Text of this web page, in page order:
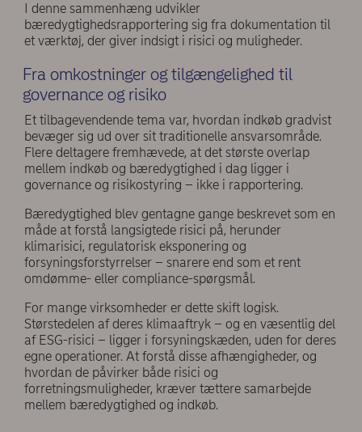
I denne sammenhæng udvikler
bæredygtighedsrapportering sig fra dokumentation til
et værktøj, der giver indsigt i risici og muligheder.
Fra omkostninger og tilgængelighed til
governance og risiko
Et tilbagevendende tema var, hvordan indkøb gradvist
bevæger sig ud over sit traditionelle ansvarsområde.
Flere deltagere fremhævede, at det største overlap
mellem indkøb og bæredygtighed i dag ligger i
governance og risikostyring – ikke i rapportering.
Bæredygtighed blev gentagne gange beskrevet som en
måde at forstå langsigtede risici på, herunder
klimarisici, regulatorisk eksponering og
forsyningsforstyrrelser – snarere end som et rent
omdømme- eller compliance-spørgsmål.
For mange virksomheder er dette skift logisk.
Størstedelen af deres klimaaftryk – og en væsentlig del
af ESG-risici – ligger i forsyningskæden, uden for deres
egne operationer. At forstå disse afhængigheder, og
hvordan de påvirker både risici og
forretningsmuligheder, kræver tættere samarbejde
mellem bæredygtighed og indkøb.